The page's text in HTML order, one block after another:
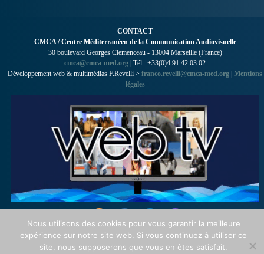
CONTACT
CMCA / Centre Méditerranéen de la Communication Audiovisuelle
30 boulevard Georges Clemenceau - 13004 Marseille (France)
cmca@cmca-med.org | Tél : +33(0)4 91 42 03 02
Développement web & multimédias F.Revelli > franco.revelli@cmca-med.org Mentions
légales
Nous utilisons des cookies pour vous garantir la meilleure
expérience sur notre site web. Si vous continuez à utiliser ce
site, nous supposerons que vous en êtes satisfait.